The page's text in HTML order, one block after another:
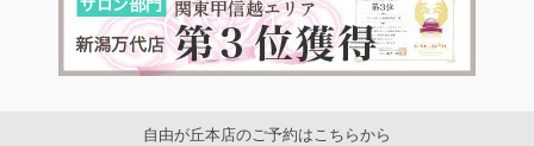
自由が丘本店のご予約はこちらから